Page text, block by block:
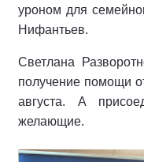
уроном для
Нифантьев.
Светлана
получение помощи
августа. А
желающие.